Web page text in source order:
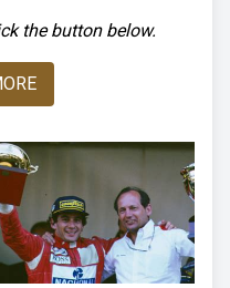
the button below.